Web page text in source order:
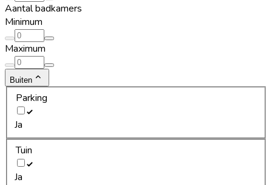
Aantal badkamers
Minimum
Maximum
Buiten
Parking
Ja
Tuin
Ja